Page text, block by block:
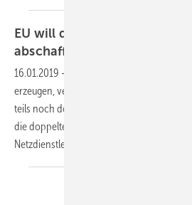
EU will doppelte Abgaben bei
abschaffen
16.01.2019 -
erzeugen, verbrauchen, speichern und
teils noch doppelte Steuern und Abgaben
die doppelten Belastungen abschaffen,
Netzdienstleistungen